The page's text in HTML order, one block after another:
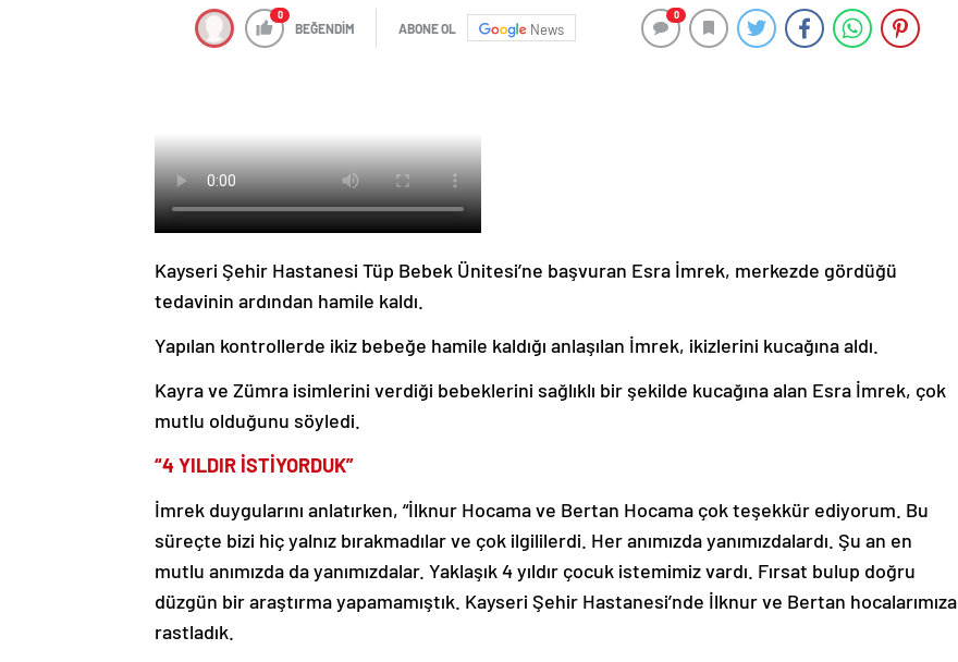
0
BEĞENDİM ABONE OL News
0
Kayseri Şehir Hastanesi Tüp Bebek Ünitesi’ne başvuran Esra İmrek, merkezde gördüğü
tedavinin ardından hamile kaldı.
Yapılan kontrollerde ikiz bebeğe hamile kaldığı anlaşılan İmrek, ikizlerini kucağına aldı.
Kayra ve Zümra isimlerini verdiği bebeklerini sağlıklı bir şekilde kucağına alan Esra İmrek, çok
mutlu olduğunu söyledi.
“4 YILDIR İSTİYORDUK”
İmrek duygularını anlatırken, “İlknur Hocama ve Bertan Hocama çok teşekkür ediyorum. Bu
süreçte bizi hiç yalnız bırakmadılar ve çok ilgililerdi. Her anımızda yanımızdalardı. Şu an en
mutlu anımızda da yanımızdalar. Yaklaşık 4 yıldır çocuk istemimiz vardı. Fırsat bulup doğru
düzgün bir araştırma yapamamıştık. Kayseri Şehir Hastanesi’nde İlknur ve Bertan hocalarımıza
rastladık.